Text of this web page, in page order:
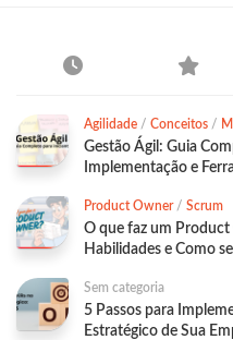
Agilidade / Conceitos /
Gestão Ágil: Guia
Implementação e
Product Owner/ Scrum
O que faz um Product
Habilidades e Como
Sem categoria
5 Passos para
Estratégico de Sua